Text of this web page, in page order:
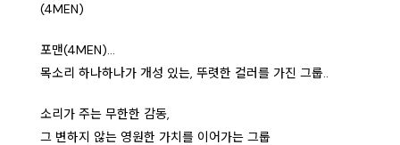
(4MEN)
포맨(4MEN)...
목소리 하나하나가 개성 있는, 뚜렷한 컬러를 가진 그룹..
소리가 주는 무한한 감동,
그 변하지 않는 영원한 가치를 이어가는 그룹